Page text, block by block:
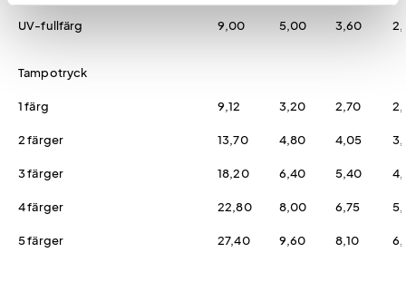
UV-fullfärg 9,00 5,00 3,60
Tampotryck
1 färg 9,12 3,20 2,70
2 färger 13,70 4,80 4,05
3 färger 18,20 6,40 5,40
4 färger 22,80 8,00 6,75
5 färger 27,40 9,60 8,10